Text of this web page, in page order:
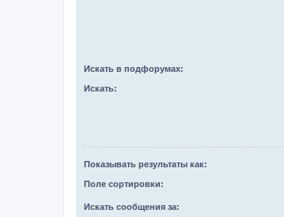
Искать в подфорумах:
Искать:
Показывать результаты как:
Поле сортировки:
Искать сообщения за: